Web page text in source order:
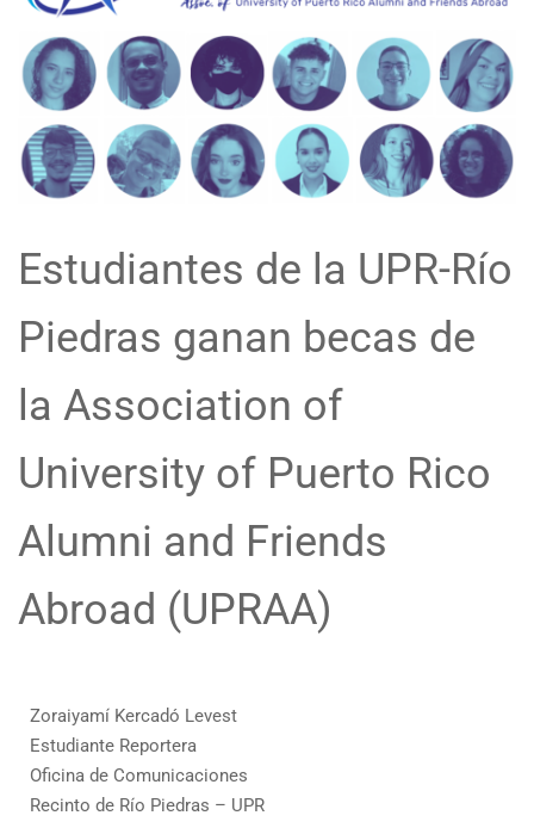
Estudiantes de la UPR-Río
Piedras ganan becas de
la Association of
University of Puerto Rico
Alumni and Friends
Abroad (UPRAA)
Zoraiyamí Kercadó Levest
Estudiante Reportera
Oficina de Comunicaciones
Recinto de Río Piedras – UPR